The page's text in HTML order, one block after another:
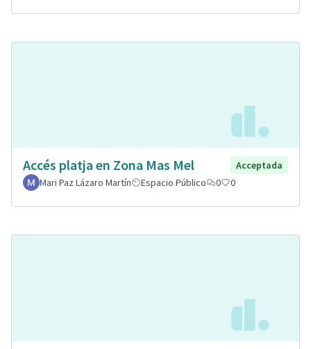
Accés platja en Zona Mas Mel
Acceptada
Mari Paz Lázaro Martín
Espacio Público 0 0